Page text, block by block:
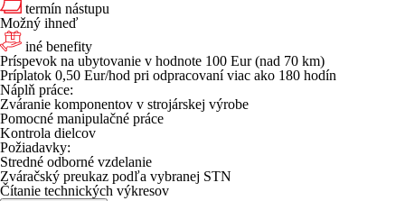
termín nástupu
Možný ihneď
iné benefity
Príspevok na ubytovanie v hodnote 100 Eur (nad 70 km)
Príplatok 0,50 Eur/hod pri odpracovaní viac ako 180 hodín
Náplň práce:
Zváranie komponentov v strojárskej výrobe
Pomocné manipulačné práce
Kontrola dielcov
Požiadavky:
Stredné odborné vzdelanie
Zváračský preukaz podľa vybranej STN
Čítanie technických výkresov